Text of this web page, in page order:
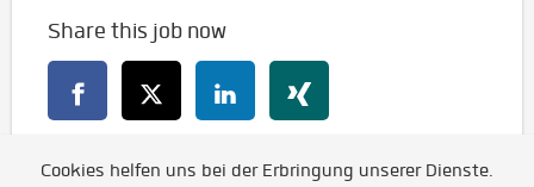
Share this job now
Go back
Cookies helfen uns bei der Erbringung unserer Dienste.